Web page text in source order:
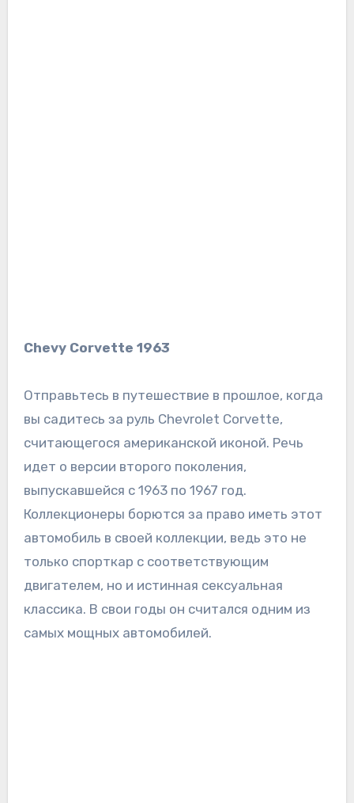
Chevy Corvette 1963
Отправьтесь в путешествие в прошлое, когда
вы садитесь за руль Chevrolet Corvette,
считающегося американской иконой. Речь
идет о версии второго поколения,
выпускавшейся с 1963 по 1967 год.
Коллекционеры борются за право иметь этот
автомобиль в своей коллекции, ведь это не
только спорткар с соответствующим
двигателем, но и истинная сексуальная
классика. В свои годы он считался одним из
самых мощных автомобилей.